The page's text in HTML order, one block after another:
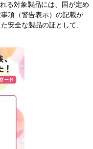
る対象製品には、国が定め
項（警告表示）の記載が
安全な製品の証として、